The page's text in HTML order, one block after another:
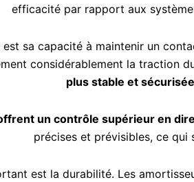
efficacité par rapport aux
est sa capacité à maintenir un
considérablement la traction
plus stable et sécurisée
un contrôle supérieur en
précises et prévisibles, ce
est la durabilité. Les